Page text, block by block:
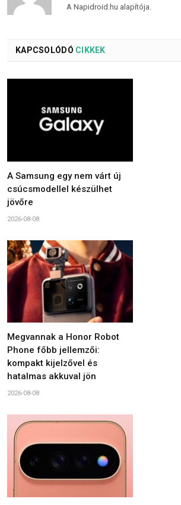
A Napidroid.hu alapítója.
KAPCSOLÓDÓ CIKKEK
A Samsung egy nem várt új
csúcsmodellel készülhet
jövőre
2026-08-08
Megvannak a Honor Robot
Phone főbb jellemzői:
kompakt kijelzővel és
hatalmas akkuval jön
2026-08-08